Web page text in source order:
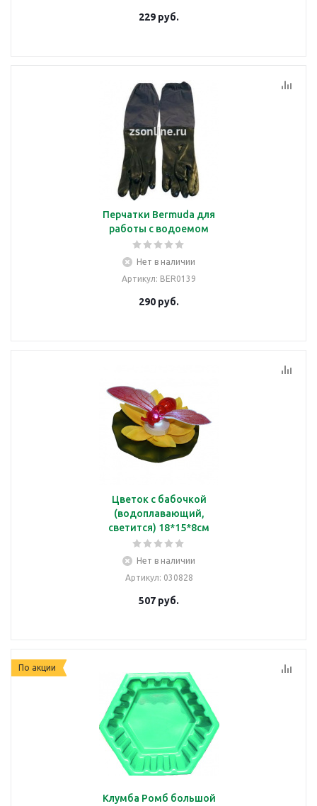
229 руб.
Перчатки Bermuda для
работы с водоемом
Нет в наличии
Артикул: BER0139
290 руб.
Цветок с бабочкой
(водоплавающий,
светится) 18*15*8см
Нет в наличии
Артикул: 030828
507 руб.
По акции
Клумба Ромб большой